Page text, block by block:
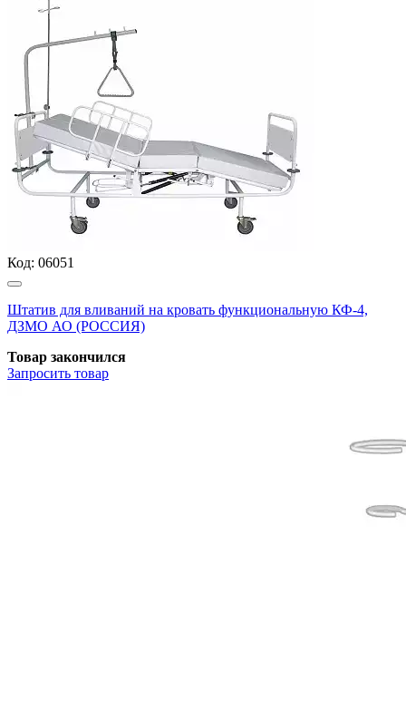
Код: 06051
Штатив для вливаний на кровать функциональную КФ-4,
ДЗМО АО (РОССИЯ)
Товар закончился
Запросить товар